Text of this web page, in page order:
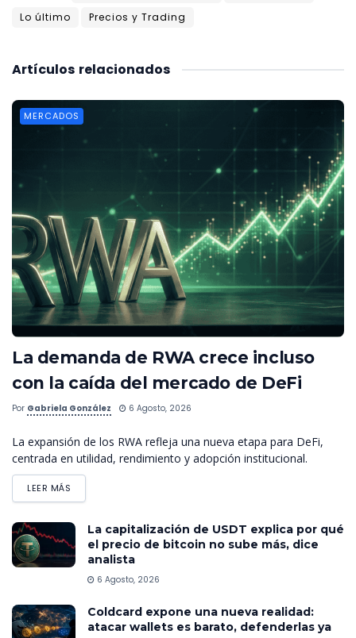
Lo último Precios y Trading
relacionados
Artículos
MERCADOS
La demanda de RWA crece incluso
con la caída del mercado de DeFi
Por Gabriela González 6 Agosto, 2026
La expansión de los RWA refleja una nueva etapa para DeFi,
centrada en utilidad, rendimiento y adopción institucional.
LEER MÁS
La capitalización de USDT explica por qué
el precio de bitcoin no sube más, dice
analista
6 Agosto, 2026
Coldcard expone una nueva realidad:
atacar wallets es barato, defenderlas ya